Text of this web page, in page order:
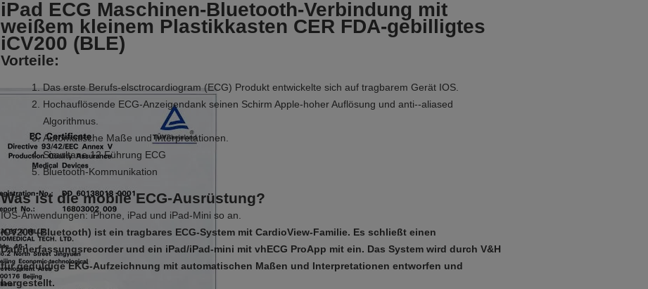
iPad ECG Maschinen-Bluetooth-Verbindung mit
weißem kleinem Plastikkasten CER FDA-gebilligtes
iCV200 (BLE)
Vorteile:
Das erste Berufs-elsctrocardiogram (ECG) Produkt entwickelte sich auf tragbarem Gerät IOS.
Hochauflösende ECG-Anzeigendank seinen Schirm Apple-hoher Auflösung und anti--aliased
Algorithmus.
Automatische Maße und Interpretationen.
Simultane 12 Führung ECG
Bluetooth-Kommunikation
Was ist die mobile ECG-Ausrüstung?
IOS-Anwendungen: iPhone, iPad und iPad-Mini so an.
iCV200 (Bluetooth) ist ein tragbares ECG-System mit CardioView-Familie. Es schließt einen
Datenerfassungsrecorder und ein iPad/iPad-mini mit vhECG ProApp mit ein. Das System wird durch V&H
für geduldige EKG-Aufzeichnung mit automatischen Maßen und Interpretationen entworfen und
hergestellt.